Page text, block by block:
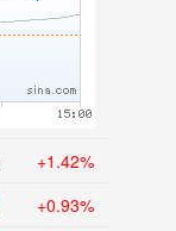
+1.42%
+0.93%